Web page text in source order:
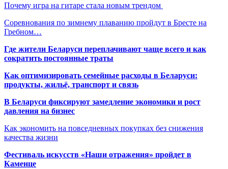
Почему игра на гитаре стала новым трендом
Соревнования по зимнему плаванию пройдут в Бресте на
Гребном…
Где жители Беларуси переплачивают чаще всего и как
сократить постоянные траты
Как оптимизировать семейные расходы в Беларуси:
продукты, жильё, транспорт и связь
В Беларуси фиксируют замедление экономики и рост
давления на бизнес
Как экономить на повседневных покупках без снижения
качества жизни
Фестиваль искусств «Наши отражения» пройдет в
Каменце